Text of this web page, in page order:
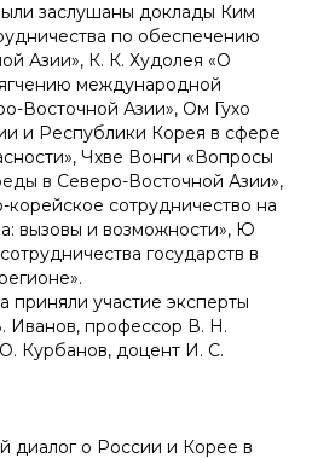
заслушаны доклады Ким
по обеспечению
Азии», К. К. Худолея «О
международной
Восточной Азии», Ом Гухо
и Республики Корея в сфере
Чхве Вонги «Вопросы
в Северо-Восточной Азии»,
сотрудничество на
вызовы и возможности», Ю
государств в
приняли участие эксперты
профессор В. Н.
Курбанов, доцент И. С.
диалог о России и Корее в